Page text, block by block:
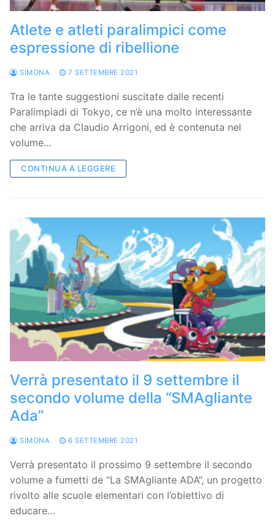
Atlete e atleti paralimpici come
espressione di ribellione
SIMONA 7 SETTEMBRE 2021
Tra le tante suggestioni suscitate dalle recenti
Paralimpiadi di Tokyo, ce n’è una molto interessante
che arriva da Claudio Arrigoni, ed è contenuta nel
volume…
CONTINUA A LEGGERE
Verrà presentato il 9 settembre il
secondo volume della “SMAgliante
Ada”
SIMONA 6 SETTEMBRE 2021
Verrà presentato il prossimo 9 settembre il secondo
volume a fumetti de “La SMAgliante ADA”, un progetto
rivolto alle scuole elementari con l’obiettivo di
educare…